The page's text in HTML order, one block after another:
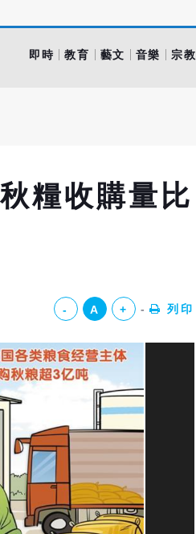
即時 教育 藝文 音樂 宗教
糧收購量比
- A + 列印